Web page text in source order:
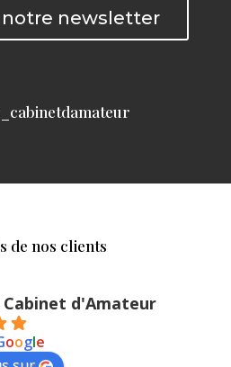
notre newsletter
de nos clients
d'Amateur
oogle